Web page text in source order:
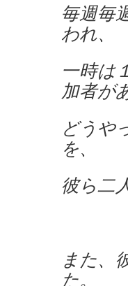
毎週毎
われ、
一時は
加者が
どうや
を、
彼ら二
また、
た。